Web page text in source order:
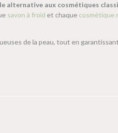
alternative aux cosmétiques
savon à froid et chaque cosmétique
de la peau, tout en